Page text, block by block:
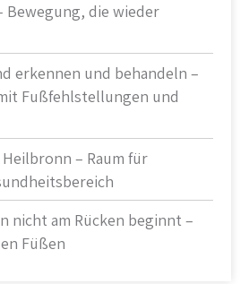
Bewegung, die wieder
erkennen und behandeln –
Fußfehlstellungen und
– Raum für
nicht am Rücken beginnt –
Füßen